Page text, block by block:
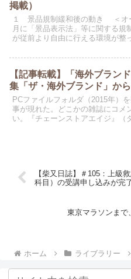
掲載）
１ 景品規制緩和後の動き ＜オ
月に「景品表示法」等に関する規
が従前より自由に行える環境が整
【記事転載】「海外ブラン
集「ザ・海外ブランド」から
PCファイルフォルダ（2015年）
事が現れた。どこかの雑誌にコメ
い。『チェーンストアエイジ』（
【柴又日誌】＃105：上級
科目）の受講申し込みが完
東京マラソンまで
ホーム ライブラリー